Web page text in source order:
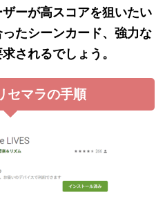
ーが高スコアを狙いたい
たシーンカード、強力な
されるでしょう。
セマラの手順